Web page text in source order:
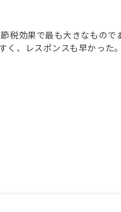
税効果で最も大きなもので
、レスポンスも早かった。